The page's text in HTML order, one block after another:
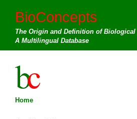
BioConcepts
The Origin and Definition of Biological
A Multilingual Database
Home